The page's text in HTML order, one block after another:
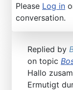
Please Log in
conversation.
Replied by
on topic
Hallo
Ermutigt